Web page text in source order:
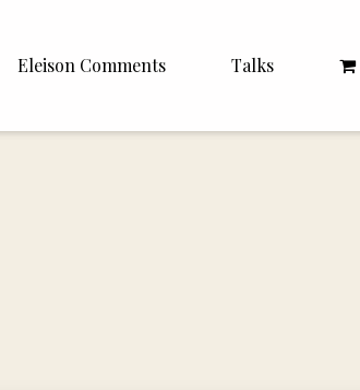
Eleison Comments Talks